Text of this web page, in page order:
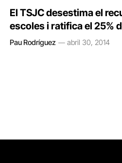
El TSJC desestima el
escoles i ratifica el 25%
Pau Rodríguez abril 30, 2014